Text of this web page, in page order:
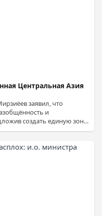
Центральная Азия
заявил, что
и
создать единую зону